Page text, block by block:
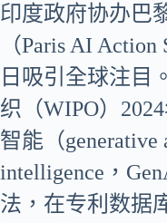
印度政府协办巴
（Paris AI
日吸引全球注目
织（WIPO）
智能（generative
intelligence，
法，在专利数据